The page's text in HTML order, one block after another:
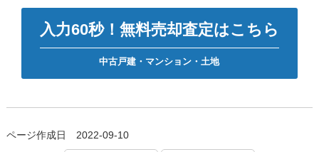
入力60秒！無料売却査定はこちら
中古戸建・マンション・土地
ページ作成日 2022-09-10